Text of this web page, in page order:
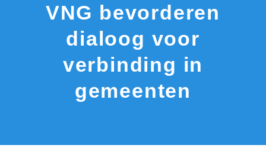
VNG bevorderen
dialoog voor
verbinding in
gemeenten